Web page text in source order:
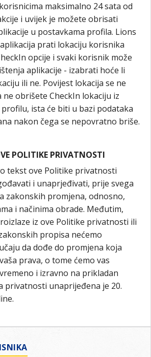
maksimalno 24 sata od
i uvijek je možete obrisati
u postavkama profila. Lions
prati lokaciju korisnika
opcije i svaki korisnik može
aplikacije - izabrati hoće li
ili ne. Povijest lokacija se ne
ne obrišete CheckIn lokaciju iz
ista će biti u bazi podataka
nakon čega se nepovratno briše.
POLITIKE PRIVATNOSTI
tekst ove Politike privatnosti
i unaprjeđivati, prije svega
zakonskih promjena, odnosno,
i načinima obrade. Međutim,
iz ove Politike privatnosti ili
propisa nećemo
da dođe do promjena koja
prava, o tome ćemo vas
i izravno na prikladan
privatnosti unaprijeđena je 20.